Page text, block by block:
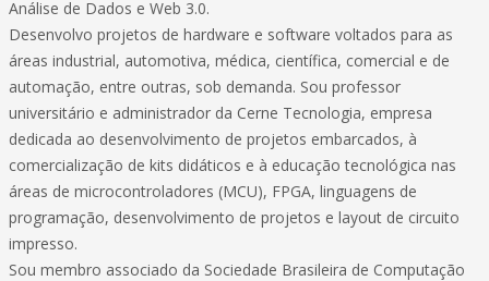
Análise de Dados e Web 3.0.
Desenvolvo projetos de hardware e software voltados para as
áreas industrial, automotiva, médica, científica, comercial e de
automação, entre outras, sob demanda. Sou professor
universitário e administrador da Cerne Tecnologia, empresa
dedicada ao desenvolvimento de projetos embarcados, à
comercialização de kits didáticos e à educação tecnológica nas
áreas de microcontroladores (MCU), FPGA, linguagens de
programação, desenvolvimento de projetos e layout de circuito
impresso.
Sou membro associado da Sociedade Brasileira de Computação